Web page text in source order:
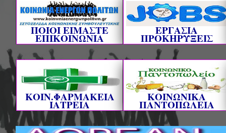
ΠΟΙΟΙ ΕΙΜΑΣΤΕ
ΕΠΙΚΟΙΝΩΝΙΑ
ΕΡΓΑΣΙΑ
ΠΡΟΚΗΡΥΞΕΙΣ
ΚΟΙΝ.ΦΑΡΜΑΚΕΙΑ
ΙΑΤΡΕΙΑ
ΚΟΙΝΩΝΙΚΑ
ΠΑΝΤΟΠΩΛΕΙΑ